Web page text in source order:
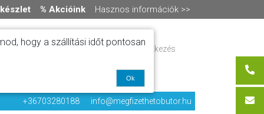
% Akcióink Hasznos információk >>
Regisztráció / bejelentkezés
+36703280188 info@megfizethetobutor.hu
hogy a szállítási időt pontosan
Ok